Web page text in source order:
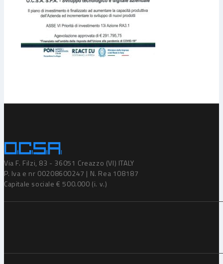
Via F. Filzi, 83 - 36051 Creazzo (VI) ITALY
P. Iva e nr 00208600247 | N. Rea 108187
Capitale sociale € 500.000 (i. v.)